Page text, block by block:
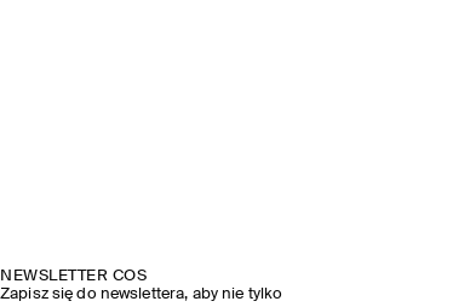
NEWSLETTER COS
Zapisz się do newslettera, aby nie tylko